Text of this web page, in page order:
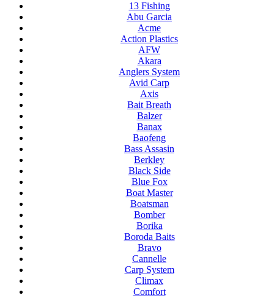
13 Fishing
Abu Garcia
Acme
Action Plastics
AFW
Akara
Anglers System
Avid Carp
Axis
Bait Breath
Balzer
Banax
Baofeng
Bass Assasin
Berkley
Black Side
Blue Fox
Boat Master
Boatsman
Bomber
Borika
Boroda Baits
Bravo
Cannelle
Carp System
Climax
Comfort